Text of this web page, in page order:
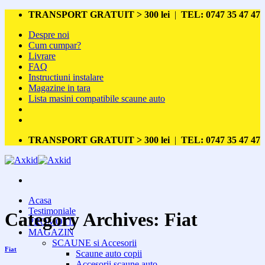
Skip
content
TRANSPORT GRATUIT > 300 lei | TEL: 0747 35 47 47
Despre noi
Cum cumpar?
Livrare
FAQ
Instructiuni instalare
Magazine in tara
Lista masini compatibile scaune auto
TRANSPORT GRATUIT > 300 lei | TEL: 0747 35 47 47
Acasa
Testimoniale
PROMOTII
MAGAZIN
SCAUNE si Accesorii
Scaune auto copii
Category Archives: Fiat
Fiat